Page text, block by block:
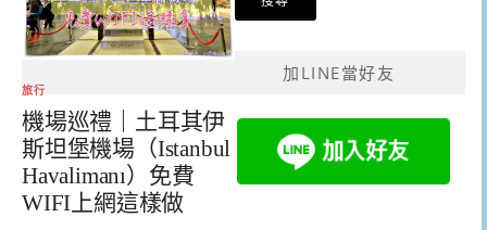
旅行
機場巡禮｜土耳其伊
斯坦堡機場（Istanbul
Havalimanı）免費
WIFI上網這樣做
加LINE當好友